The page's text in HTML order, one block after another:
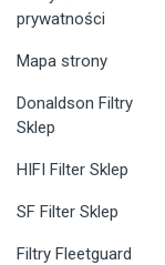
prywatności
Mapa strony
Donaldson Filtry
Sklep
HIFI Filter Sklep
SF Filter Sklep
Filtry Fleetguard